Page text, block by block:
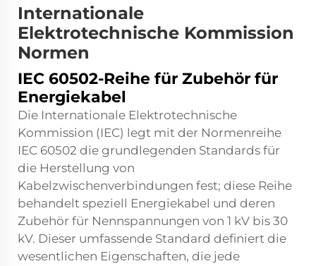
Internationale
Elektrotechnische Kommission
Normen
IEC 60502-Reihe für Zubehör für
Energiekabel
Die Internationale Elektrotechnische
Kommission (IEC) legt mit der Normenreihe
IEC 60502 die grundlegenden Standards für
die Herstellung von
Kabelzwischenverbindungen fest; diese Reihe
behandelt speziell Energiekabel und deren
Zubehör für Nennspannungen von 1 kV bis 30
kV. Dieser umfassende Standard definiert die
wesentlichen Eigenschaften, die jede